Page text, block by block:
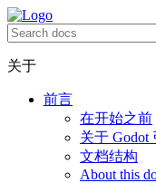
关于
前言
在开始之前
关于 Godot
文档结构
About this